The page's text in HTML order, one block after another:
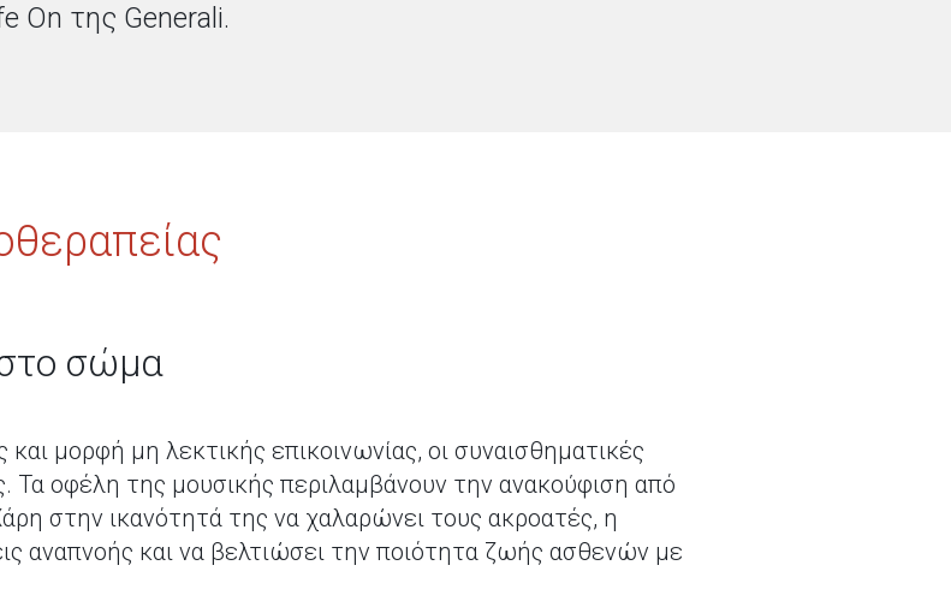
On της Generali.
σώμα
μορφή μη λεκτικής επικοινωνίας, οι συναισθηματικές
Τα οφέλη της μουσικής περιλαμβάνουν την ανακούφιση από
στην ικανότητά της να χαλαρώνει τους ακροατές, η
αναπνοής και να βελτιώσει την ποιότητα ζωής ασθενών με